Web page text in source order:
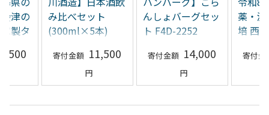
津の
製タ
み比べセット
(300ml×5本)
11,500
んしょバーグセッ
ト F4D-2252
14,000
薬・
培 西
5kg